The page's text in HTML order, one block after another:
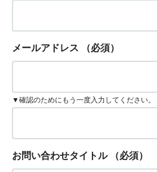
メールアドレス （必須）
▼確認のためにもう一度入力してください。
お問い合わせタイトル （必須）